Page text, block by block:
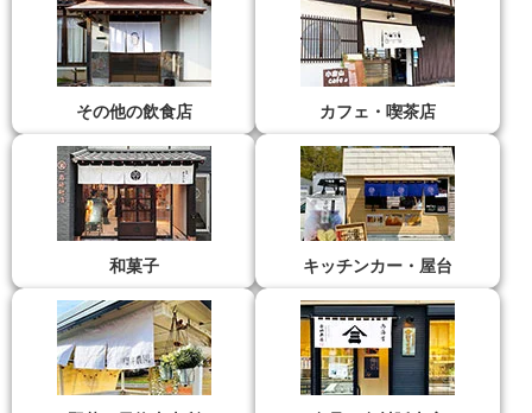
その他の飲食店 カフェ・喫茶店
和菓子 キッチンカー・屋台